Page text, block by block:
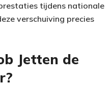
tijdens nationale
verschuiving precies
Jetten de